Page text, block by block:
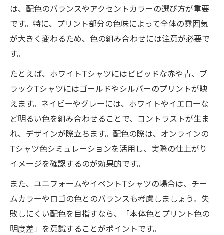
は、配色のバランスやアクセントカラーの選び方が重要
です。特に、プリント部分の色味によって全体の雰囲気
が大きく変わるため、色の組み合わせには注意が必要で
す。
たとえば、ホワイトTシャツにはビビッドな赤や青、ブ
ラックTシャツにはゴールドやシルバーのプリントが映
えます。ネイビーやグレーには、ホワイトやイエローな
ど明るい色を組み合わせることで、コントラストが生ま
れ、デザインが際立ちます。配色の際は、オンラインの
Tシャツ色シミュレーションを活用し、実際の仕上がり
イメージを確認するのが効果的です。
また、ユニフォームやイベントTシャツの場合は、チー
ムカラーやロゴの色とのバランスも考慮しましょう。失
敗しにくい配色を目指すなら、「本体色とプリント色の
明度差」を意識することがポイントです。